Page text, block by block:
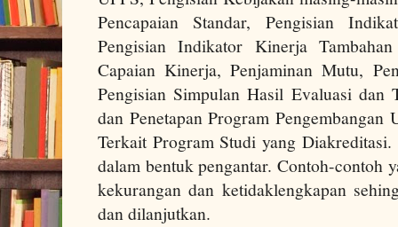
Pencapaian Standar, Pengisian
Pengisian Indikator Kinerja
Capaian Kinerja, Penjaminan Mutu,
Pengisian Simpulan Hasil Evaluasi
dan Penetapan Program
Terkait Program Studi yang
dalam bentuk pengantar. Contoh-contoh
kekurangan dan ketidaklengkapan
dan dilanjutkan.